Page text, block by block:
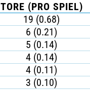
TORE (PRO SPIEL)
19 (0.68)
6 (0.21)
5 (0.14)
4 (0.14)
4 (0.11)
3 (0.10)